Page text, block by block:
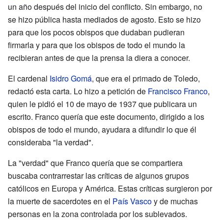
un año después del inicio del conflicto. Sin embargo, no
se hizo pública hasta mediados de agosto. Esto se hizo
para que los pocos obispos que dudaban pudieran
firmarla y para que los obispos de todo el mundo la
recibieran antes de que la prensa la diera a conocer.
El cardenal Isidro Gomá, que era el primado de Toledo,
redactó esta carta. Lo hizo a petición de Francisco Franco,
quien le pidió el 10 de mayo de 1937 que publicara un
escrito. Franco quería que este documento, dirigido a los
obispos de todo el mundo, ayudara a difundir lo que él
consideraba "la verdad".
La "verdad" que Franco quería que se compartiera
buscaba contrarrestar las críticas de algunos grupos
católicos en Europa y América. Estas críticas surgieron por
la muerte de sacerdotes en el País Vascoy de muchas
personas en la zona controlada por los sublevados.